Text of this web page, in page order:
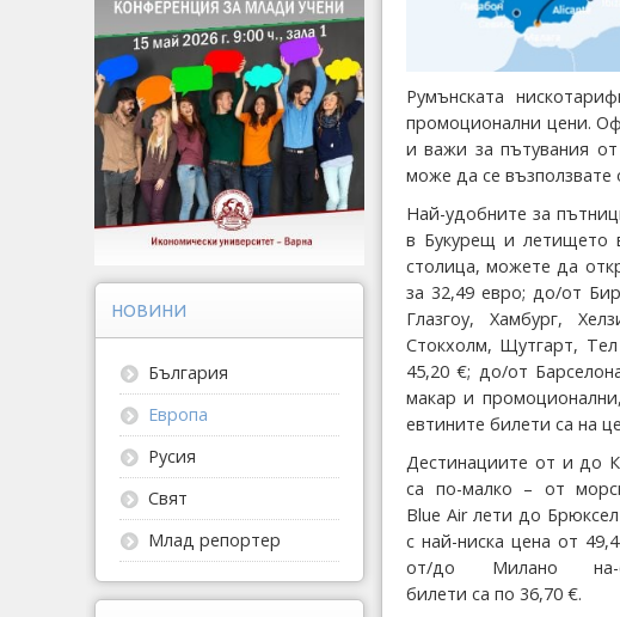
Румънската
промоционални цени.
и важи за пътувания
може да се възползвате
Най-удобните за
в Букурещ и летището
столица, можете да
за 32,49 евро; до/от
Глазгоу, Хамбург,
Стокхолм, Щутгарт,
45,20 €; до/от
макар и
евтините билети са на
Дестинациите от и до
са по-малко – от
Blue Air лети до
с най-ниска цена от
от/до Милано на-
билети са по 36,70 €.
НОВИНИ
България
Европа
Русия
Свят
Млад репортер